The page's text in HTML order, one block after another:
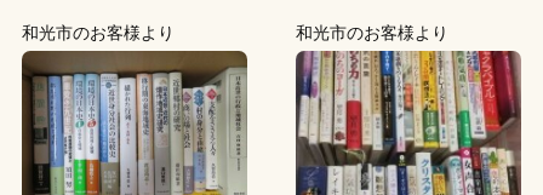
和光市のお客様より 和光市のお客様より